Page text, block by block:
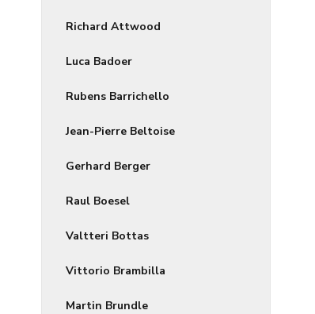
Richard Attwood
Luca Badoer
Rubens Barrichello
Jean-Pierre Beltoise
Gerhard Berger
Raul Boesel
Valtteri Bottas
Vittorio Brambilla
Martin Brundle